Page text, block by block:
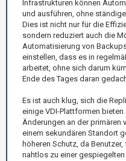
Infrastrukturen können
und ausführen, ohne
Dies ist nicht nur für die
sondern reduziert auch die
Automatisierung von
einstellen, dass es in
arbeitet, ohne sich darum
Ende des Tages daran
Es ist auch klug, sich die
einige VDI-Plattformen
Änderungen an der primären
einem sekundären Standort
höheren Schutz, da
nahtlos zu einer